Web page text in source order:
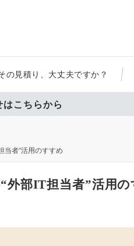
の見積り、大丈夫ですか？
こちらから
当者”活用のすすめ
部IT担当者”活用の